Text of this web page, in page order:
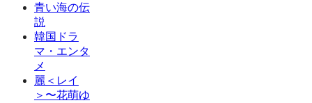
青い海の伝
説
韓国ドラ
マ・エンタ
メ
麗＜レイ
＞〜花萌ゆ